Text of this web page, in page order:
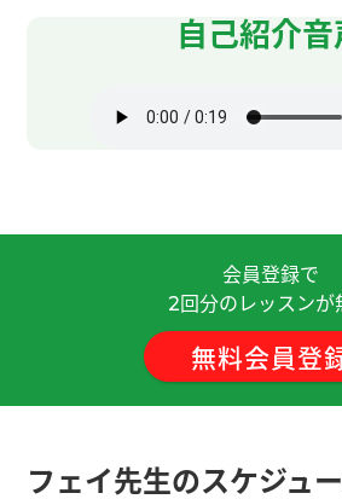
助！ 您说得对，为了考过HSK6级
固一下语法和语序。我打算先以
你好，飞老师 。好久没见面了，
实现了四十年前的梦想(*^_^*)。
我也非常高兴。太谢谢您。( 50
得很舒服。这次我付出的努力算是
自己紹介音
会員登録で
2回分のレッスンが
無料会員登
フェイ先生のスケジュ